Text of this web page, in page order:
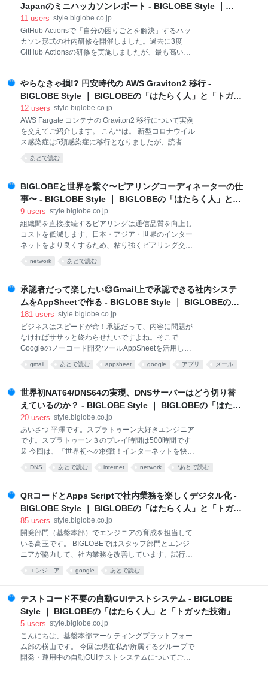
意画面の構成 作業4. Google Apps Script をテンプレー
トから作成 スクリプトエディターにGoogle Cloudの
ト用デプロイIDを確認 作業5. Google Chat APIの設定
オウム返しするか試してみる Step2: 機能を追加してラ
ンダムボットを作る Google Chat
Japanのミニハッカソンレポート - BIGLOBE Style ｜
BIGLOBEの「はたらく人」と「トガッた技術」
11 users style.biglobe.co.jp
GitHub Actionsで「自分の困りごとを解決」するハッ
カソン形式の社内研修を開催しました。過去に3度
GitHub Actionsの研修を実施しましたが、最も高い評
す。 研修の内容 第一部 事例共有 第二部 アイデア出し
第三部 実装 研修の結果 研修の準備で得た学び まとめ
BIGLOBEの網干です。 GitHub Actionsを活用できる人
を増やそうとGitHub Japan様とBIGLOBEでミニハッ
カソン形式の社内研修を開催しました。実はこのイベ
ントの前にも2回の研修を実施してきました。1回目は
ズオンでした。1回目では「知識はついたが実装をイ
たのでなにか作りたいが、実際の業務で何を作
やらなきゃ損!? 円安時代の AWS Graviton2 移行 -
BIGLOBE Style ｜ BIGLOBEの「はたらく人」と「トガッ
た技術」
12 users style.biglobe.co.jp
AWS Fargate コンテナの Graviton2 移行について実例
を交えてご紹介します。 こん**は。 新型コロナウイル
ス感染症は5類感染症に移行となりましたが、読者の
皆様はお変わりなくお過ごしでしょうか。お久しぶり
の投稿となります、プロダクト技術本部の江角です。
ぼフルリモート！」とお伝えしていましたが、近況に
変化がありましたので少しお話できれば、と思いま
す。 BIGLOBEは４月より組織改編等もあり、「リア
今までは疎らだったオフィスに人が戻って来つつあり
ます。 私が今所属しているグループでは「会議が被る
曜日はメンバーで出社を揃えよう」という試みも実施
していたりします。 『ほぼフルリモートだと聞いてい
あとで読む
BIGLOBEと世界を繋ぐ〜ピアリングコーディネーターの仕
事〜 - BIGLOBE Style ｜ BIGLOBEの「はたらく人」と
「トガッた技術」
9 users style.biglobe.co.jp
組織間を直接接続するピアリングは通信品質を向上し
コストを低減します。日本・アジア・世界のインター
ネットをより良くするため、粘り強くピアリング交渉
に取り組む様子をお伝えします。 ピアリングとは？ 1.
インターネットの仕組み 2. トランジット 3. ピアリン
ラフィックコントロールを容易に ピアリングの交渉の
必要性 世界と繋がるBIGLOBEのネットワーク ピアリ
ングコーディネーターの仕事 BIGLOBEのピアリング
の見直し 社外との窓口 Peering Asia とは？ 対面で話
す意義 Peering Asia 4.0 で具体的にどんな話をした
の？ とある組織との帯域増強の話 トランジットを経由
するトラフィック問題の解決 調達の交渉 その他 おわ
network あとで読む
承認者だって楽したい😊Gmail上で承認できる社内システ
ムをAppSheetで作る - BIGLOBE Style ｜ BIGLOBEの
「はたらく人」と「トガッた技術」
181 users style.biglobe.co.jp
ビジネスはスピードが命！承認だって、内容に問題が
なければササッと終わらせたいですよね。そこで
Googleのノーコード開発ツールAppSheetを活用し、
Gmail上で承認・却下の操作ができる承認アプリを作
ってみました。 開発部門（基盤本部）の高玉です。
て、メールはGmailを使っています。Gmailを使ってい
ると分かるのですが、GoogleドライブやGoogleドキ
ュメントから届くメールは動的メール（Dynamic
キスト入力欄が埋め込まれていて、そのまま操作でき
ます。 AppSheetを使えば、この動的メールを使った
社内システムを作ることができます。この記事では簡
易的な承認アプリを題材に、その作り方を丁寧に解説
gmail あとで読む appsheet google アプリ メール
世界初NAT64/DNS64の実現、DNSサーバーはどう切り替
えているのか？ - BIGLOBE Style ｜ BIGLOBEの「はたら
く人」と「トガッた技術」
20 users style.biglobe.co.jp
あいさつ 平澤です。スプラトゥーン大好きエンジニア
です。スプラトゥーン３のプレイ時間は500時間です
🦑 今回は、『世界初への挑戦！インターネットを快適
にするNAT64/DNS64とは？』をやったときに開発し
た技術をご紹介します。 style.biglobe.co.jp あいさつ
か 実現したいこと 特許の概要 送信元IPアドレスを見
てDNSサーバーを振り分け 実現できた もしもユーザ
ーのDNSサーバーを自由に振り分けできたら
BIGLOBEの特許出願事情 おわりに NAT64/DNS64とは
BIGLOBEは快適なIPv6でのインターネット接続をおす
すめしています。既存技術では、MAP-E機能付きのブ
ロードバンドルーターがユーザーの負担となっていま
した。 ユーザーの負担が無いIPv6接続
DNS あとで読む internet network *あとで読む
QRコードとApps Scriptで社内業務を楽しくデジタル化 -
BIGLOBE Style ｜ BIGLOBEの「はたらく人」と「トガッ
た技術」
85 users style.biglobe.co.jp
開発部門（基盤本部）でエンジニアの育成を担当して
いる高玉です。 BIGLOBEではスタッフ部門とエンジ
ニアが協力して、社内業務を改善しています。試行錯
誤を繰り返しながら何とか成功させた例として、QRコ
ード、GoogleフォームとApps Scriptを活用して、備品
Google Workspaceを利用している会社や学校ならす
ぐに取り込める仕組みですので、ぜひご活用くださ
い。 新人エンジニアのスキルアップを狙ってはじめた
から得られたノウハウや、Apps Scriptを使いこなすた
めの細かいテクニックまでご紹介していきます。 QR
コードを使った備品の補充依頼 失敗からの学び 機能を
エンジニア google あとで読む
テストコード不要の自動GUIテストシステム - BIGLOBE
Style ｜ BIGLOBEの「はたらく人」と「トガッた技術」
5 users style.biglobe.co.jp
こんにちは、基盤本部マーケティングプラットフォー
ム部の横山です。 今回は現在私が所属するグループで
開発・運用中の自動GUIテストシステムについてご紹